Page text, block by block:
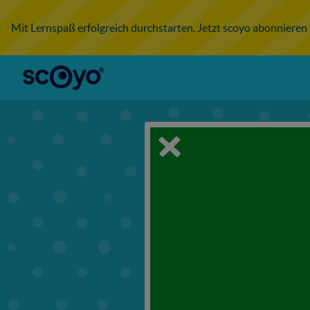
Mit Lernspaß erfolgreich durchstarten. Jetzt scoyo